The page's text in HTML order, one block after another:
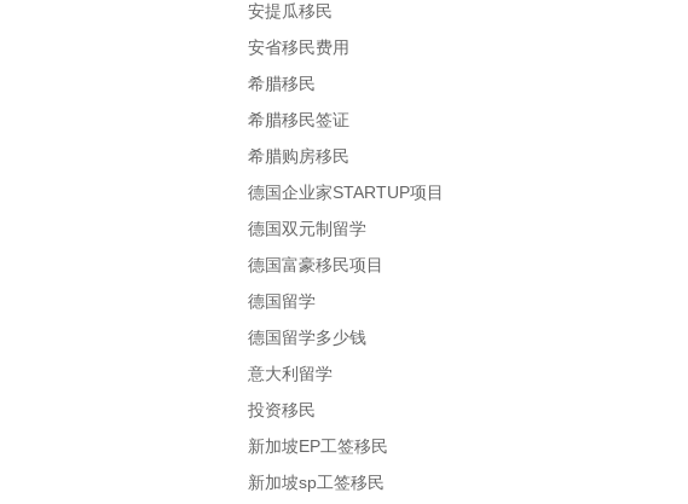
安提瓜移民
安省移民费用
希腊移民
希腊移民签证
希腊购房移民
德国企业家STARTUP项目
德国双元制留学
德国富豪移民项目
德国留学
德国留学多少钱
意大利留学
投资移民
新加坡EP工签移民
新加坡sp工签移民